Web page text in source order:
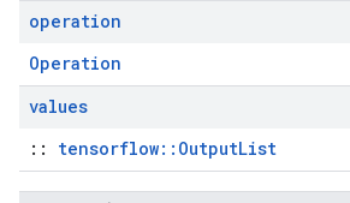
operation
Operation
values
:: tensorflow::OutputList